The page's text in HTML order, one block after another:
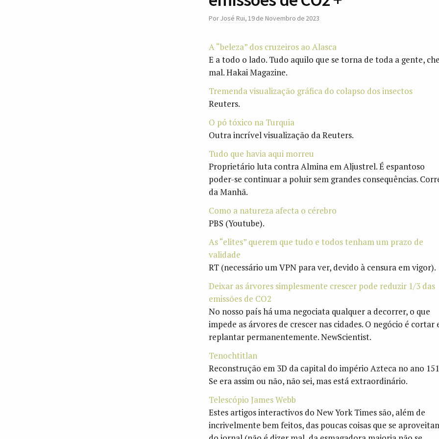
PorJosé Rui,19 de Novembro de 2023
A “beleza” dos cruzeiros ao Alasca
E a todo o lado. Tudo aquilo que se torna de toda a gente,
mal. Hakai Magazine.
Tremenda visualização gráfica do colapso dos insectos
Reuters.
O pó tóxico na Turquia
Outra incrível visualização da Reuters.
Tudo que havia aqui morreu
Proprietário luta contra Almina em Aljustrel. É espantoso
poder-se continuar a poluir sem grandes consequências.
da Manhã.
Como a natureza afecta o cérebro
PBS (Youtube).
As “elites” querem que tudo e todos tenham um prazo de
validade
RT (necessário um VPN para ver, devido à censura em vigor).
Deixar as árvores simplesmente crescer pode reduzir 1/3 das
emissões de CO2
No nosso país há uma negociata qualquer a decorrer, o que
impede as árvores de crescer nas cidades. O negócio é cortar
replantar permanentemente. NewScientist.
Tenochtitlan
Reconstrução em 3D da capital do império Azteca no ano
Se era assim ou não, não sei, mas está extraordinário.
Telescópio James Webb
Estes artigos interactivos do New York Times são, além de
incrivelmente bem feitos, das poucas coisas que se